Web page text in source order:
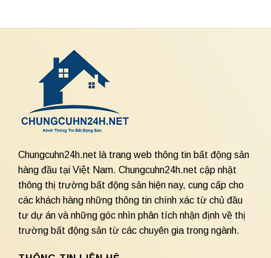
Chungcuhn24h.net là trang web thông tin bất động sản
hàng đầu tại Việt Nam. Chungcuhn24h.net cập nhật
thông thị trường bất động sản hiện nay, cung cấp cho
các khách hàng những thông tin chính xác từ chủ đầu
tư dự án và những góc nhìn phân tích nhận định về thị
trường bất động sản từ các chuyên gia trong ngành.